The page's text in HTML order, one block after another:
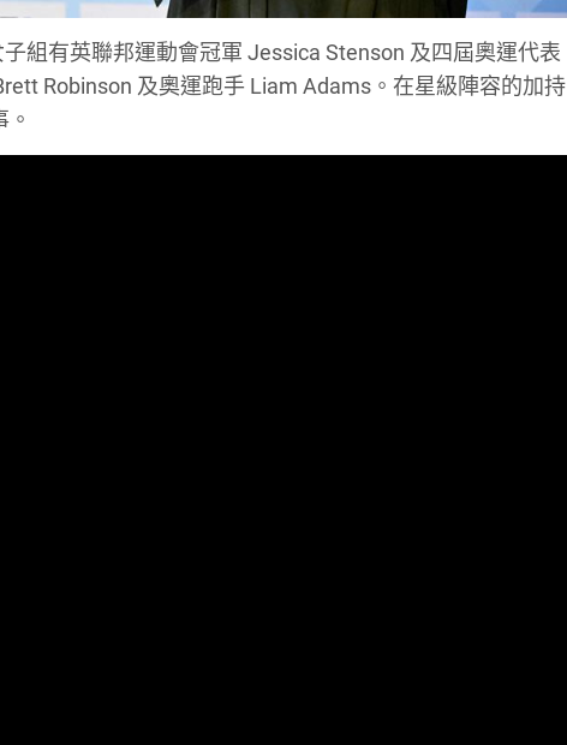
組有英聯邦運動會冠軍 Jessica Stenson 及四屆奧運代表
Robinson 及奧運跑手 Liam Adams。在星級陣容的加持